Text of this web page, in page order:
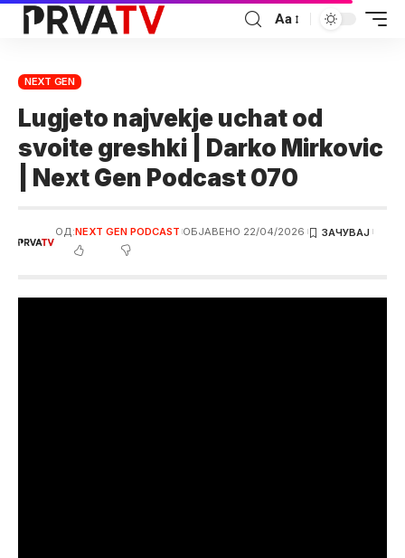
Аа
NEXT GEN
Lugjeto najvekje uchat od
svoite greshki | Darko Mirkovic
| Next Gen Podcast 070
ОД:NEXT GEN PODCAST ОБЈАВЕНО 22/04/2026